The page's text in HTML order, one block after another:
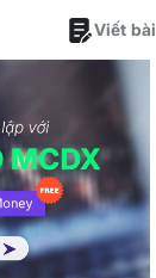
Viết bài